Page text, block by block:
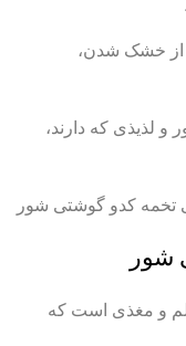
از خشک شدن،
لذیذی که دارند،
شور
و مغذی است که